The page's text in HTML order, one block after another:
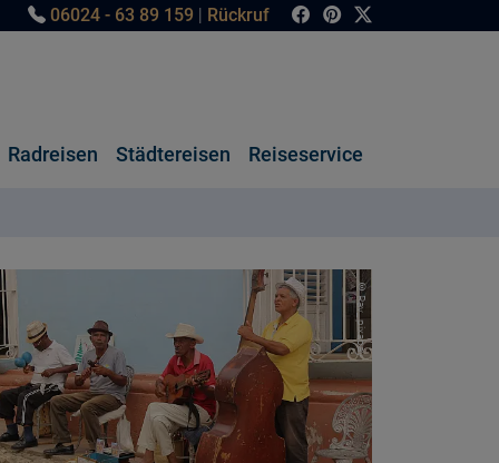
06024 - 63 89 159 | Rückruf
Radreisen Städtereisen Reiseservice
© Rav_ pixabay